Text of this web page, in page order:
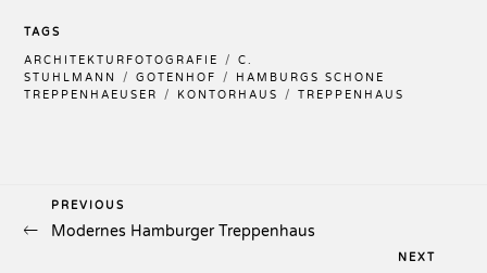
TAGS
ARCHITEKTURFOTOGRAFIE
C.
STUHLMANN
GOTENHOF
HAMBURGS SCHÖNE
TREPPENHAEUSER
KONTORHAUS TREPPENHAUS
Beitragsnavigation
Previous
Post
PREVIOUS
Modernes Hamburger Treppenhaus
NEXT